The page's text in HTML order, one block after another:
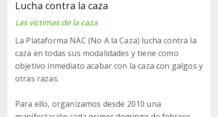
Lucha contra la caza
Las víctimas de la caza
La Plataforma NAC (No A la Caza) lucha contra la
caza en todas sus modalidades y tiene como
objetivo inmediato acabar con la caza con galgos y
otras razas.
Para ello, organizamos desde 2010 una